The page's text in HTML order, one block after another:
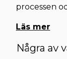
processen
Läs mer
Några av